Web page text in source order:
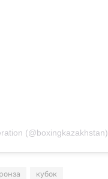
(@boxingkazakhstan)
кубок